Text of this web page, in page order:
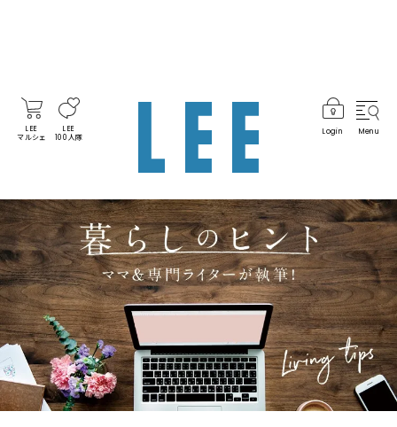
LEE
マルシェ
LEE
100人隊
Login Menu